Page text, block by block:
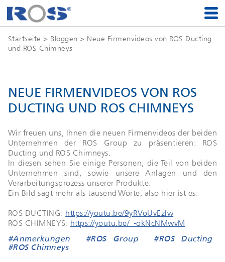
Startseite > Bloggen > Neue Firmenvideos von ROS Ducting
und ROS Chimneys
NEUE FIRMENVIDEOS VON ROS
DUCTING UND ROS CHIMNEYS
Wir freuen uns, Ihnen die neuen Firmenvideos der beiden
Unternehmen der ROS Group zu präsentieren: ROS
Ducting und ROS Chimneys.
In diesen sehen Sie einige Personen, die Teil von beiden
Unternehmen sind, sowie unsere Anlagen und den
Verarbeitungsprozess unserer Produkte.
Ein Bild sagt mehr als tausend Worte, also hier ist es:
ROS DUCTING: https://youtu.be/9yRVoUvEzIw
ROS CHIMNEYS: https://youtu.be/_-okNcNMwvM
#Anmerkungen #ROS Group
#ROS Ducting
#ROS Chimneys